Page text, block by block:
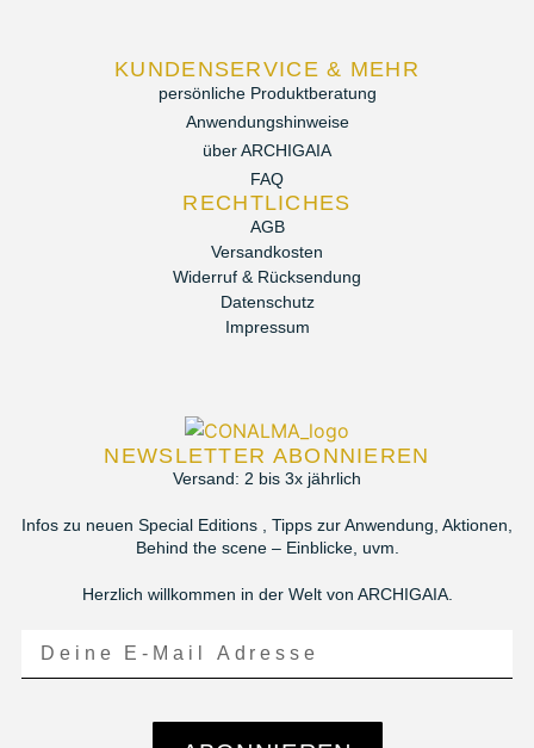
KUNDENSERVICE & MEHR
persönliche Produktberatung
Anwendungshinweise
über ARCHIGAIA
FAQ
RECHTLICHES
AGB
Versandkosten
Widerruf & Rücksendung
Datenschutz
Impressum
NEWSLETTER ABONNIEREN
Versand: 2 bis 3x jährlich
Infos zu neuen Special Editions , Tipps zur Anwendung, Aktionen,
Behind the scene – Einblicke, uvm.
Herzlich willkommen in der Welt von ARCHIGAIA.